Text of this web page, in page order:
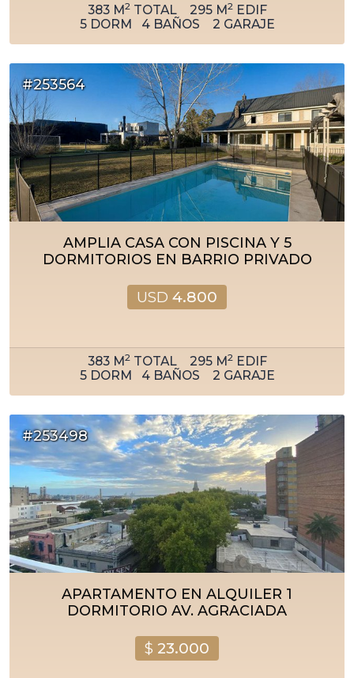
383M2TOTAL 295M2EDIF
5DORM 4BAÑOS 2 GARAJE
#253564
AMPLIA CASA CON PISCINA Y 5
DORMITORIOS EN BARRIO PRIVADO
USD 4.800
383M2TOTAL 295M2EDIF
5DORM 4BAÑOS 2 GARAJE
#253498
APARTAMENTO EN ALQUILER 1
DORMITORIO AV. AGRACIADA
$ 23.000